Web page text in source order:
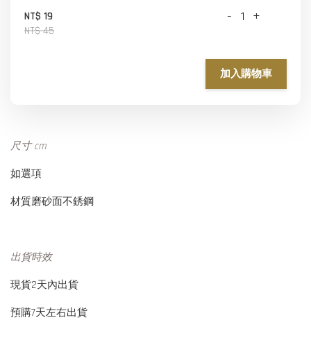
NT$ 19
NT$ 45
- +
加入購物車
尺寸 cm
如選項
材質磨砂面不銹鋼
出貨時效
現貨2天內出貨
預購7天左右出貨